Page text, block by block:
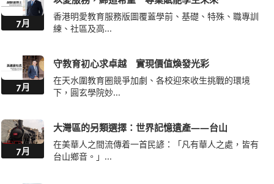
7月
香港明愛教育服務版圖覆蓋學前、基礎、特殊、職專訓
練、社區及高...
7月
守教育初心求卓越 實現價值煥發光彩
在天水圍教育圈競爭加劇、各校迎來收生挑戰的環境
下，圓玄學院妙...
7月
大灣區的另類選擇：世界記憶遺產——台山
在美華人之間流傳着一首民諺：「凡有華人之處，皆有
台山鄉音。」...